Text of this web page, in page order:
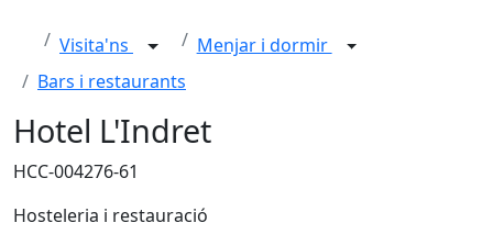
Visita'ns
Menjar i dormir
Bars i restaurants
Hotel L'Indret
HCC-004276-61
Hosteleria i restauració